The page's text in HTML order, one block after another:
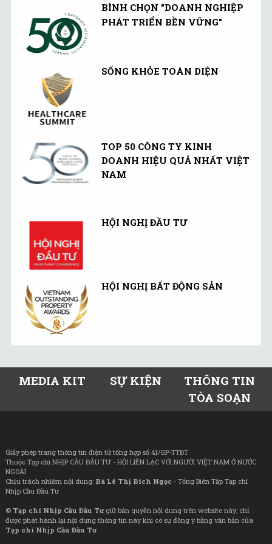
BÌNH CHỌN "DOANH NGHIỆP
PHÁT TRIỂN BỀN VỮNG"
SỐNG KHỎE TOÀN DIỆN
TOP 50 CÔNG TY KINH
DOANH HIỆU QUẢ NHẤT VIỆT
NAM
HỘI NGHỊ ĐẦU TƯ
HỘI NGHỊ BẤT ĐỘNG SẢN
MEDIA KIT SỰ KIỆN
THÔNG TIN
TÒA SOẠN
Giấy phép trang thông tin điện tử tổng hợp số 41/GP-TTĐT
Thuộc Tạp chí NHỊP CẦU ĐẦU TƯ - HỘI LIÊN LẠC VỚI NGƯỜI VIỆT NAM Ở NƯỚC
NGOÀI
Chịu trách nhiệm nội dung: Bà Lê Thị Bích Ngọc - Tổng Biên Tập Tạp chí
Nhịp Cầu Đầu Tư
© Tạp chí Nhịp Cầu Đầu Tưgiữ bản quyền nội dung trên website này; chỉ
được phát hành lại nội dung thông tin này khi có sự đồng ý bằng văn bản của
Tạp chí Nhịp Cầu Đầu Tư